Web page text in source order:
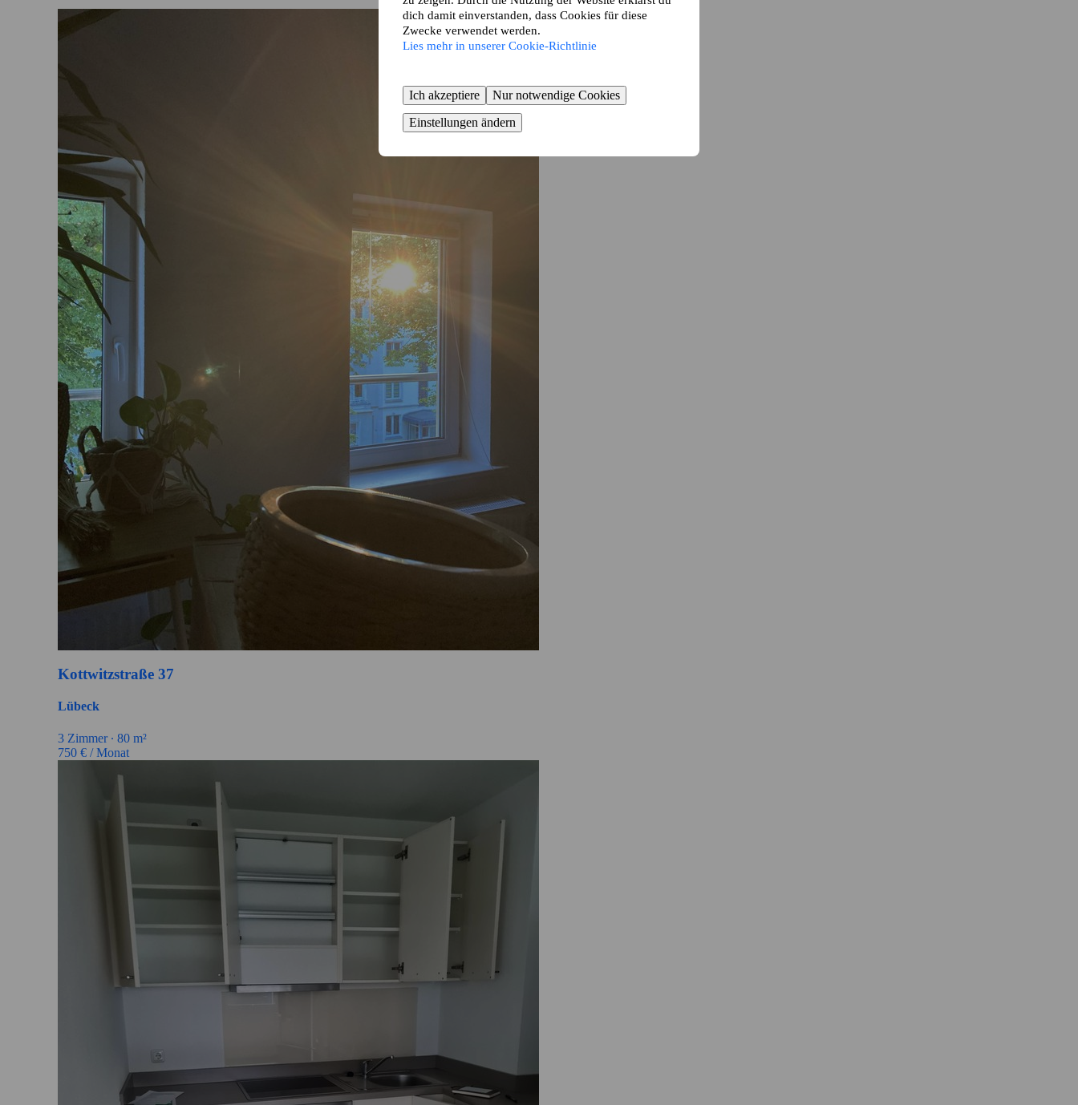
dich damit einverstanden, dass Cookies für diese
Zwecke verwendet werden.
Lies mehr in unserer Cookie-Richtlinie
Ich akzeptiere
Nur notwendige Cookies
Einstellungen ändern
Kottwitzstraße 37
Lübeck
3 Zimmer ∙ 80 m²
750 € / Monat